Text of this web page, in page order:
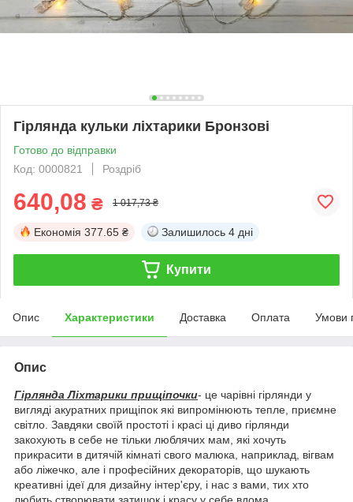
Гірлянда кульки ліхтарики Бронзові
Готово до відправки
Код: 0000821
Роздріб
640,08 ₴ 1 017,73 ₴
Економія 377.65 ₴ Залишилось 4 дні
Купити
Опис Характеристики Доставка Оплата Умови
Опис
Гірлянда Ліхтарики прищіпочки- це чарівні гірлянди у
вигляді акуратних прищіпок які випромінюють тепле, приємне
світло. Завдяки своїй простоті і красі ці диво гірлянди
закохують в себе не тільки люблячих мам, які хочуть
прикрасити в дитячій кімнаті свого малюка, наприклад, вігвам
або ліжечко, але і професійних декораторів, що шукають
креативні ідеї для дизайну інтер'єру, і нас з вами, тих хто
любить створювати затишок і красу у себе вдома.